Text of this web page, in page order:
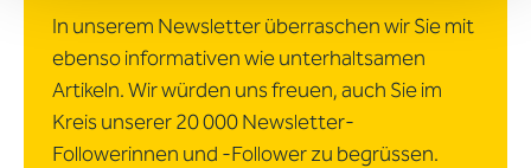
In unserem Newsletter überraschen wir Sie mit
ebenso informativen wie unterhaltsamen
Artikeln. Wir würden uns freuen, auch Sie im
Kreis unserer 20 000 Newsletter-
Followerinnen und -Follower zu begrüssen.